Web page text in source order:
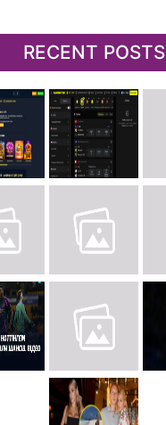
RECENT POSTS